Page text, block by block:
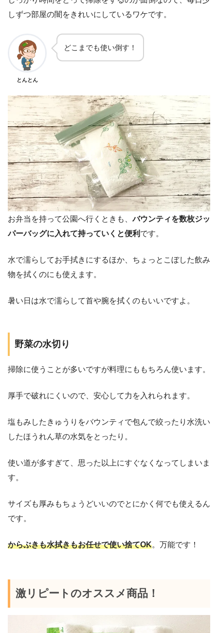
しずつ部屋の闇をきれいにしているワケです。
とんとん
どこまでも使い倒す！
お弁当を持って公園へ行くときも、バウンティを数枚ジッ
パーバッグに入れて持っていくと便利 です。
水で濡らしてお手拭きにするほか、ちょっとこぼした飲み
物を拭くのにも使えます。
暑い日は水で濡らして首や腕を拭くのもいいですよ。
野菜の水切り
掃除に使うことが多いですが料理にももちろん使います。
厚手で破れにくいので、安心して力を入れられます。
塩もみしたきゅうりをバウンティで包んで絞ったり水洗い
したほうれん草の水気をとったり。
使い道が多すぎて、思った以上にすぐなくなってしまいま
す。
サイズも厚みもちょうどいいのでとにかく何でも使えるん
です。
からぶきも水拭きもお任せで使い捨てOK。万能です！
激リピートのオススメ商品！